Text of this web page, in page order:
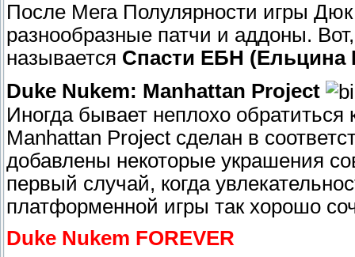
После Мега Полулярности игры
разнообразные патчи и аддоны.
называется Спасти ЕБН (Ельцина
Duke Nukem: Manhattan Project
Иногда бывает неплохо
Manhattan Project сделан в
добавлены некоторые украшения
первый случай, когда
платформенной игры так хорошо
Duke Nukem FOREVER